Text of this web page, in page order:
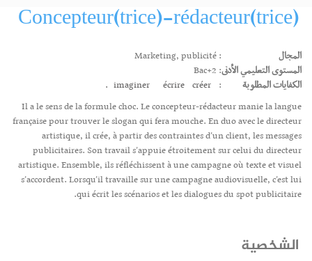
Concepteur(trice)-rédacteur(trice)
المجال
: Marketing, publicité
المستوى التعليمي الأدنى: Bac+2
الكفايات المطلوبة
:
imaginer écrire créer.
Il a le sens de la formule choc. Le concepteur-rédacteur manie la langue
française pour trouver le slogan qui fera mouche. En duo avec le directeur
artistique, il crée, à partir des contraintes d’un client, les messages
publicitaires. Son travail s’appuie étroitement sur celui du directeur
artistique. Ensemble, ils réfléchissent à une campagne où texte et visuel
s’accordent. Lorsqu’il travaille sur une campagne audiovisuelle, c’est lui
qui écrit les scénarios et les dialogues du spot publicitaire.
الشخصية